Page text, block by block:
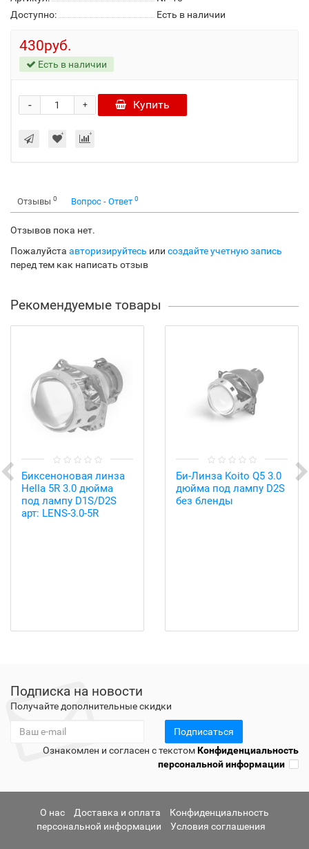
Доступно:
Есть в наличии
430руб.
Есть в наличии
+
- Купить
Отзывы 0 Вопрос - Ответ 0
Отзывов пока нет.
Пожалуйста авторизируйтесь или создайте учетную запись
перед тем как написать отзыв
Рекомендуемые товары
Биксеноновая линза
Hella 5R 3.0 дюйма
под лампу D1S/D2S
арт: LENS-3.0-5R
Би-Линза Koito Q5 3.0
дюйма под лампу D2S
без бленды
Подписка на новости
Получайте дополнительные скидки
Подписаться
Ознакомлен и согласен с текстомКонфиденциальность
персональной информации
О нас Доставка и оплата
Конфиденциальность
персональной информации
Условия соглашения